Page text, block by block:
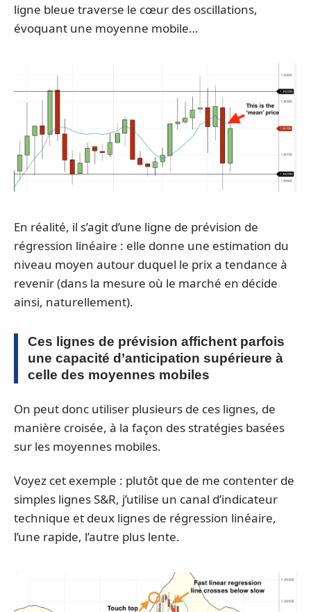
ligne bleue traverse le cœur des oscillations,
évoquant une moyenne mobile…
En réalité, il s’agit d’une ligne de prévision de
régression linéaire : elle donne une estimation du
niveau moyen autour duquel le prix a tendance à
revenir (dans la mesure où le marché en décide
ainsi, naturellement).
Ces lignes de prévision affichent parfois
une capacité d’anticipation supérieure à
celle des moyennes mobiles
On peut donc utiliser plusieurs de ces lignes, de
manière croisée, à la façon des stratégies basées
sur les moyennes mobiles.
Voyez cet exemple : plutôt que de me contenter de
simples lignes S&R, j’utilise un canal d’indicateur
technique et deux lignes de régression linéaire,
l’une rapide, l’autre plus lente.